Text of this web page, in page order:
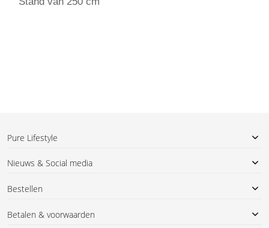
Pure Lifestyle
Nieuws & Social media
Bestellen
Betalen & voorwaarden